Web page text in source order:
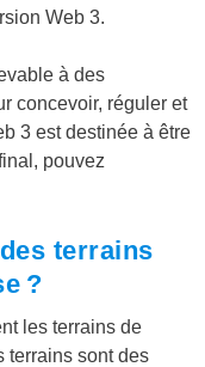
Web 3.
à des
concevoir, réguler et
3 est destinée à être
pouvez
terrains
?
les terrains de
terrains sont des